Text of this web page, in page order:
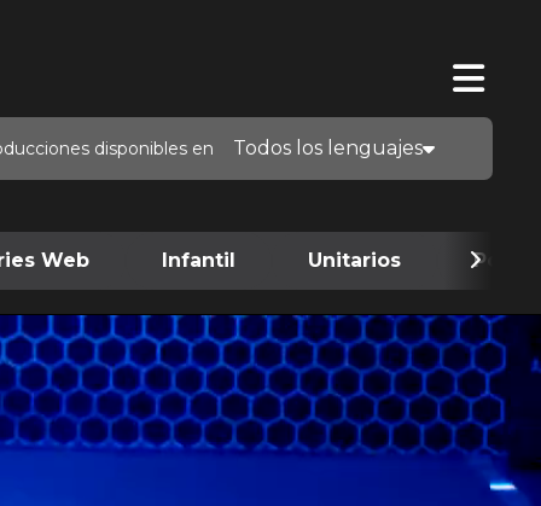
disponibles en Todos los lenguajes
Web Infantil Unitarios